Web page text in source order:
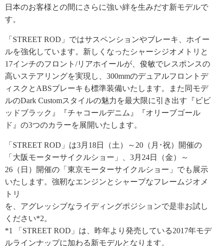
日本のお客様との間にさらに強い絆を生みだす新モデルで
す。
「STREET ROD」ではサスペンションやブレーキ、ホイー
ルを強化しています。新しくなったシャーシジオメトリと
17インチのフロント/リアホイールが、俊敏でレスポンスの
高いステアリングを実現し、300mmのデュアルフロントデ
ィスクとABSブレーキも標準装備いたします。また同モデ
ルのDark Customスタイルの魅力を最大限に引き出す『ビビ
ッドブラック』『チャコールデニム』『オリーブゴール
ド』の3つのカラーを展開いたします。
「STREET ROD」は3月18日（土）～20（月･祝）開催の
「大阪モーターサイクルショー」、3月24日（金）～
26（日）開催の「東京モーターサイクルショー」でも展示
いたします。強靭なエンジンとシャープなフレームジオメ
トリ
を、アグレッシブなライディングポジションで是非お試し
ください*2。
*1 「STREET ROD」は、昨年より発売している2017年モデ
ルラインナップに加わる新モデルとなります。